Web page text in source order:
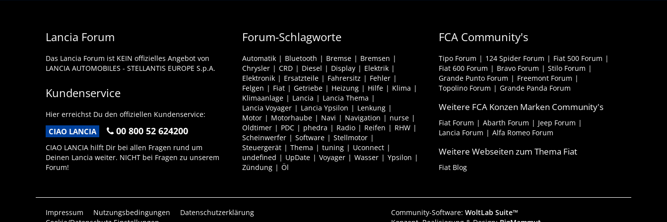
Lancia Forum
Das Lancia Forum ist KEIN offizielles Angebot von
LANCIA AUTOMOBILES - STELLANTIS EUROPE S.p.A.
Kundenservice
Hier erreichst Du den offiziellen Kundenservice:
CIAO LANCIA 00 800 52 624200
CIAO LANCIA hilft Dir bei allen Fragen rund um
Deinen Lancia weiter. NICHT bei Fragen zu unserem
Forum!
Forum-Schlagworte
Automatik Bluetooth Bremse
Bremsen
Chrysler
CRD Diesel Display
Elektrik
Elektronik
Ersatzteile Fahrersitz
Fehler
Felgen
Fiat Getriebe Heizung Hilfe
Klima
Klimaanlage
Lancia
Lancia Thema
Lancia Voyager
Lancia Ypsilon
Lenkung
Motor
Motorhaube Navi Navigation
nurse
Oldtimer
PDC phedra Radio Reifen
RHW
Scheinwerfer
Software
Stellmotor
Steuergerät
Thema tuning
Uconnect
undefined
UpDate Voyager Wasser
Ypsilon
Zündung
Öl
FCA Community's
Tipo Forum 124 Spider Forum
Fiat 500 Forum
Fiat 600 Forum
Bravo Forum
Stilo Forum
Grande Punto Forum
Freemont Forum
Topolino Forum
Grande Panda Forum
Weitere FCA Konzen Marken Community's
Fiat Forum Abarth Forum
Jeep Forum
Lancia Forum
Alfa Romeo Forum
Weitere Webseiten zum Thema Fiat
Fiat Blog
Impressum Nutzungsbedingungen
Datenschutzerklärung
Community-Software: WoltLab Suite™